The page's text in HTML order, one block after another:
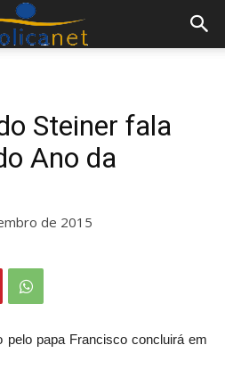
Steiner fala
Ano da
de 2015
pelo papa Francisco concluirá em